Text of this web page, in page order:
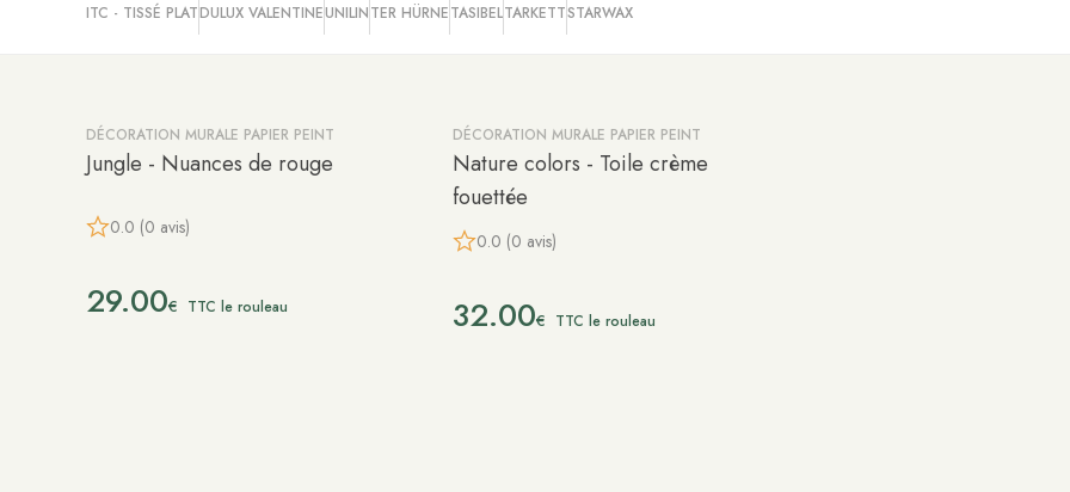
ITC - TISSÉ PLATDULUX VALENTINEUNILINTER HÜRNETASIBELTARKETTSTARWAX
DÉCORATION MURALE PAPIER PEINT
Jungle - Nuances de rouge
0.0 (0 avis)
29.00€ TTC le rouleau
DÉCORATION MURALE PAPIER PEINT
Nature colors - Toile crème
fouettée
0.0 (0 avis)
32.00€ TTC le rouleau